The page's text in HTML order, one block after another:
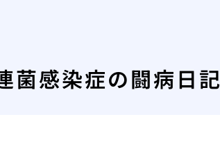
菌感染症の闘病日記